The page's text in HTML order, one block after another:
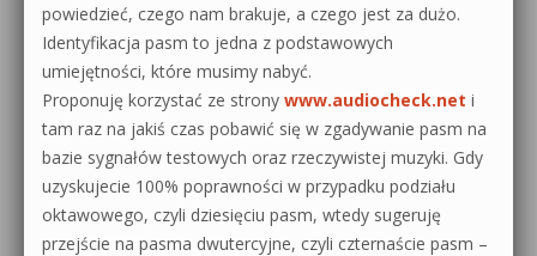
powiedzieć, czego nam brakuje, a czego jest za dużo.
Identyfikacja pasm to jedna z podstawowych
umiejętności, które musimy nabyć.
Proponuję korzystać ze strony www.audiocheck.net i
tam raz na jakiś czas pobawić się w zgadywanie pasm na
bazie sygnałów testowych oraz rzeczywistej muzyki. Gdy
uzyskujecie 100% poprawności w przypadku podziału
oktawowego, czyli dziesięciu pasm, wtedy sugeruję
przejście na pasma dwutercyjne, czyli czternaście pasm –